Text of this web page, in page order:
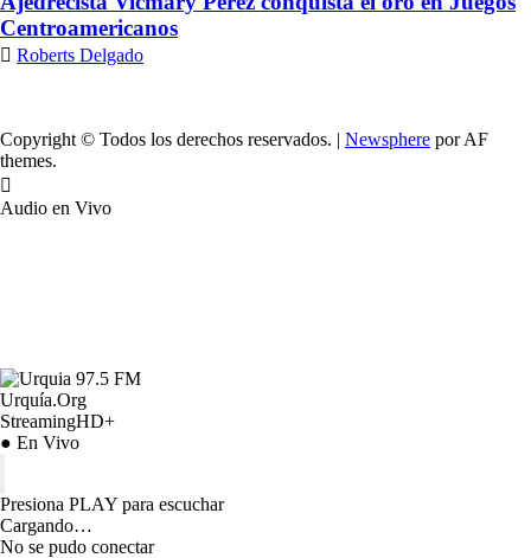
Centroamericanos
Roberts Delgado
Copyright © Todos los derechos reservados. | Newsphere por AF
themes.
Audio en Vivo
Urquía.Org
StreamingHD+
● En Vivo
Presiona PLAY para escuchar
Cargando…
No se pudo conectar